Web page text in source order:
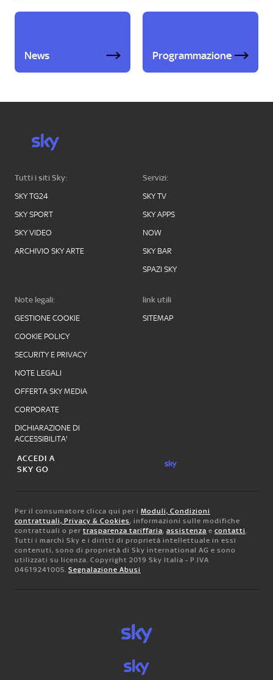
News Programmazione
Tutti i siti Sky:
SKY TG24
SKY SPORT
SKY VIDEO
ARCHIVIO SKY ARTE
Servizi:
SKY TV
SKY APPS
NOW
SKY BAR
SPAZI SKY
Note legali:
GESTIONE COOKIE
COOKIE POLICY
SECURITY E PRIVACY
NOTE LEGALI
OFFERTA SKY MEDIA
CORPORATE
DICHIARAZIONE DI
ACCESSIBILITA'
link utili
SITEMAP
ACCEDI A
SKY GO
Per il consumatore clicca qui per i Moduli, Condizioni
contrattuali, Privacy & Cookies, informazioni sulle modifiche
contrattuali o per trasparenza tariffaria, assistenza e contatti.
Tutti i marchi Sky e i diritti di proprietà intellettuale in essi
contenuti, sono di proprietà di Sky international AG e sono
utilizzati su licenza. Copyright 2019 Sky Italia - P.IVA
04619241005. Segnalazione Abusi